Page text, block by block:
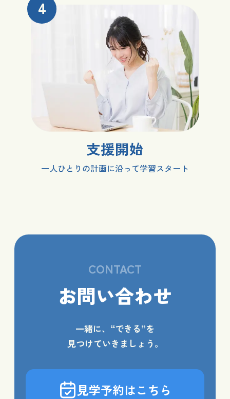
4
支援開始
一人ひとりの計画に沿って学習スタート
CONTACT
お問い合わせ
一緒に、“できる”を
見つけていきましょう。
見学予約はこちら